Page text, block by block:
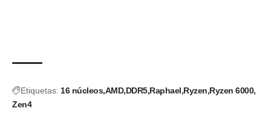
Etiquetas: 16 núcleos AMD DDR5 Raphael Ryzen Ryzen 6000
Zen4